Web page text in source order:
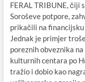
FERAL TRIBUNE, čiji
Soroševe potpore,
prikačili na
Jednak je primjer
poreznih obveznika
kulturnih centara po
tražio i dobio kao